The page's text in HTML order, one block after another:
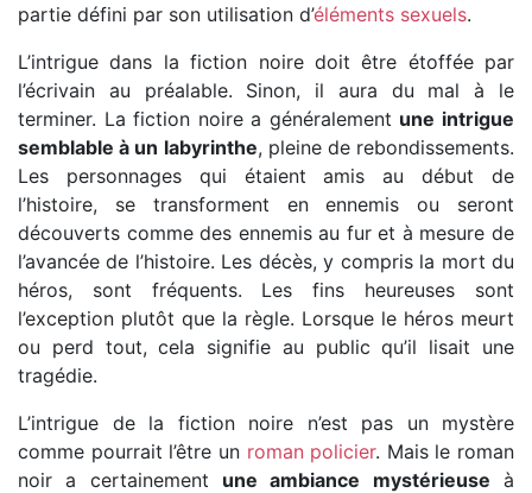
partie défini par son utilisation d’éléments sexuels.
L’intrigue dans la fiction noire doit être étoffée par
l’écrivain au préalable. Sinon, il aura du mal à le
terminer. La fiction noire a généralement une intrigue
semblable à un labyrinthe, pleine de rebondissements.
Les personnages qui étaient amis au début de
l’histoire, se transforment en ennemis ou seront
découverts comme des ennemis au fur et à mesure de
l’avancée de l’histoire. Les décès, y compris la mort du
héros, sont fréquents. Les fins heureuses sont
l’exception plutôt que la règle. Lorsque le héros meurt
ou perd tout, cela signifie au public qu’il lisait une
tragédie.
L’intrigue de la fiction noire n’est pas un mystère
comme pourrait l’être un roman policier. Mais le roman
noir a certainement une ambiance mystérieuse à